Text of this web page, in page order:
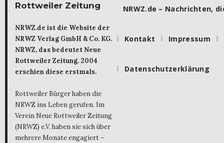
Rottweiler Zeitung
NRWZ.de ist die Website der
NRWZ Verlag GmbH & Co. KG.
NRWZ, das bedeutet Neue
Rottweiler Zeitung. 2004
erschien diese erstmals.
Rottweiler Bürger haben die
NRWZ ins Leben gerufen. Im
Verein Neue Rottweiler Zeitung
(NRWZ) e.V. haben sie sich über
mehrere Monate engagiert –
NRWZ.de – Nachrichten,
Kontakt Impressum
Datenschutzerklärung